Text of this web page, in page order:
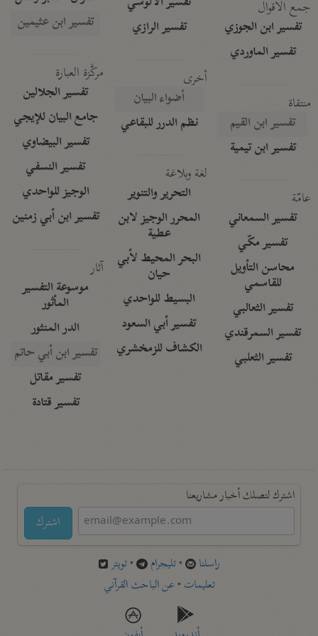
جمع الأقوال
تفسير ابن الجوزي
تفسير الماوردي
منتقاة
تفسير ابن القيم
تفسير ابن تيمية
عامّة
تفسير السمعاني
تفسير مكّي
محاسن التأويل
للقاسمي
تفسير الثعالبي
تفسير السمرقندي
تفسير الثعلبي
تفسير الرازي
أخرى
أضواء البيان
نظم الدرر للبقاعي
لغة وبلاغة
التحرير والتنوير
المحرر الوجيز لابن
عطية
البحر المحيط لأبي
حيان
البسيط للواحدي
تفسير أبي السعود
الكشاف للزمخشري
تفسير ابن عثيمين
مركَّزة العبارة
تفسير الجلالين
جامع البيان للإيجي
تفسير البيضاوي
تفسير النسفي
الوجيز للواحدي
تفسير ابن أبي زمنين
آثار
موسوعة التفسير
المأثور
الدر المنثور
تفسير ابن أبي حاتم
تفسير مقاتل
تفسير قتادة
اشترك لتصلك أخبار مشاريعنا
اشترك
راسلنا •تليجرام •تويتر
تعليمات •عن الباحث القرآني